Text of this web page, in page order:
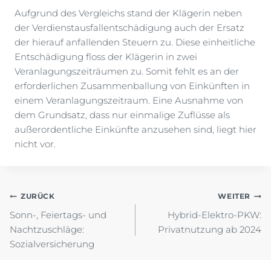
Aufgrund des Vergleichs stand der Klägerin neben
der Verdienstausfallentschädigung auch der Ersatz
der hierauf anfallenden Steuern zu. Diese einheitliche
Entschädigung floss der Klägerin in zwei
Veranlagungszeiträumen zu. Somit fehlt es an der
erforderlichen Zusammenballung von Einkünften in
einem Veranlagungszeitraum. Eine Ausnahme von
dem Grundsatz, dass nur einmalige Zuflüsse als
außerordentliche Einkünfte anzusehen sind, liegt hier
nicht vor.
Beitragsnavigation
ZURÜCK
Sonn-, Feiertags- und
Nachtzuschläge:
Sozialversicherung
WEITER
Hybrid-Elektro-PKW:
Privatnutzung ab 2024